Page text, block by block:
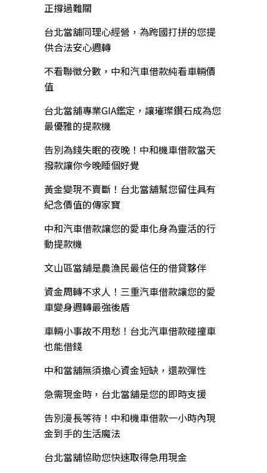
正撐過難關
台北當舖同理心經營，為跨國打拼的您提
供合法安心週轉
不看聯徵分數，中和汽車借款純看車輛價
值
台北當舖專業GIA鑑定，讓璀璨鑽石成為您
最優雅的提款機
告別為錢失眠的夜晚！中和機車借款當天
撥款讓你今晚睡個好覺
黃金變現不賣斷！台北當舖幫您留住具有
紀念價值的傳家寶
中和汽車借款讓您的愛車化身為靈活的行
動提款機
文山區當舖是農漁民最信任的借貸夥伴
資金周轉不求人！三重汽車借款讓您的愛
車變身週轉最強後盾
車輛小事故不用愁！台北汽車借款碰撞車
也能借錢
中和當舖無須擔心資金短缺，還款彈性
急需現金時，台北當舖是您的即時支援
告別漫長等待！中和機車借款一小時內現
金到手的生活魔法
台北當舖協助您快速取得急用現金